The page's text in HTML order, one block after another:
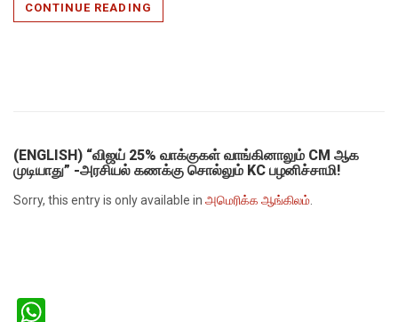
CONTINUE READING
(ENGLISH) “விஜய் 25% வாக்குகள் வாங்கினாலும் CM ஆக
முடியாது” -அரசியல் கணக்கு சொல்லும் KC பழனிச்சாமி!
Sorry, this entry is only available in அமெரிக்க ஆங்கிலம்